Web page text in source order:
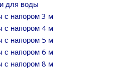
для воды
с напором 3 м
с напором 4 м
с напором 5 м
с напором 6 м
с напором 8 м